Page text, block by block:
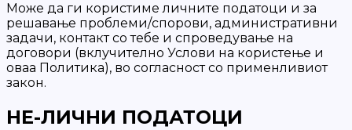
Може да ги користиме личните податоци и за
решавање проблеми/спорови, административни
задачи, контакт со тебе и спроведување на
договори (вклучително Услови на користење и
оваа Политика), во согласност со применливиот
закон.
НЕ-ЛИЧНИ ПОДАТОЦИ